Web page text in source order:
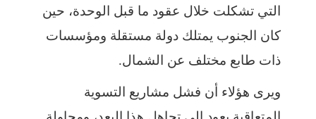
التي تشكلت خلال عقود ما قبل الوحدة، حين
كان الجنوب يمتلك دولة مستقلة ومؤسسات
ذات طابع مختلف عن الشمال.
ويرى هؤلاء أن فشل مشاريع التسوية